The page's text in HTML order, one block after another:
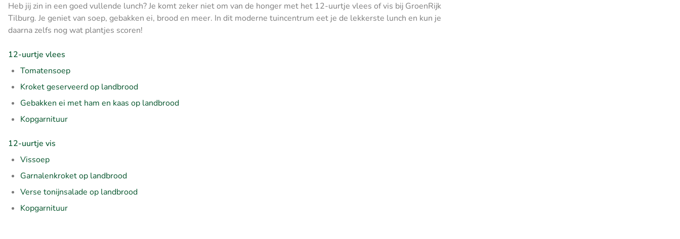
Heb jij zin in een goed vullende lunch? Je komt zeker niet om van de honger met het 12-uurtje vlees of vis bij GroenRijk
Tilburg. Je geniet van soep, gebakken ei, brood en meer. In dit moderne tuincentrum eet je de lekkerste lunch en kun je
daarna zelfs nog wat plantjes scoren!
12-uurtje vlees
Tomatensoep
Kroket geserveerd op landbrood
Gebakken ei met ham en kaas op landbrood
Kopgarnituur
12-uurtje vis
Vissoep
Garnalenkroket op landbrood
Verse tonijnsalade op landbrood
Kopgarnituur